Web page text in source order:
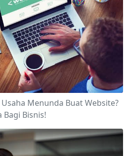
Menunda Buat Website?
Bisnis!